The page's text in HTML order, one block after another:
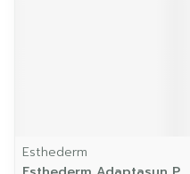
Esthederm